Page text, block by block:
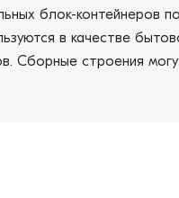
блок-контейнеров
в качестве
Сборные строения